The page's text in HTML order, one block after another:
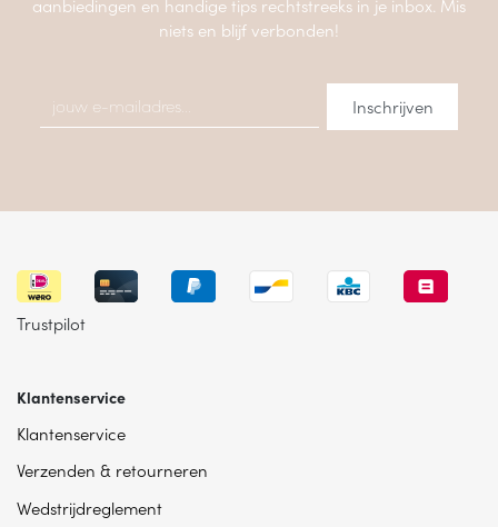
niets en blijf verbonden!
Trustpilot
Klantenservice
Klantenservice
Verzenden & retourneren
Wedstrijdreglement